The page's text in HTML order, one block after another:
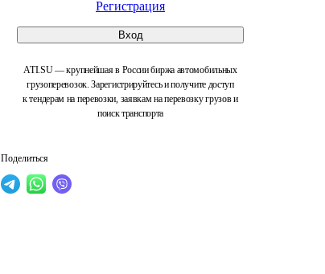
Регистрация
Вход
ATI.SU — крупнейшая в России биржа автомобильных
грузоперевозок. Зарегистрируйтесь и получите доступ
к тендерам на перевозки, заявкам на перевозку грузов и
поиск транспорта
Поделиться